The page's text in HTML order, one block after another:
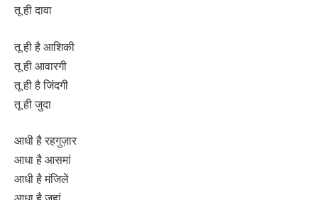
तू ही दावा
तू ही है आशिकी
तू ही आवारगी
तू ही है जिंदगी
तू ही जुदा
आधी है रहगुज़ार
आधा है आसमां
आधी है मंजिलें